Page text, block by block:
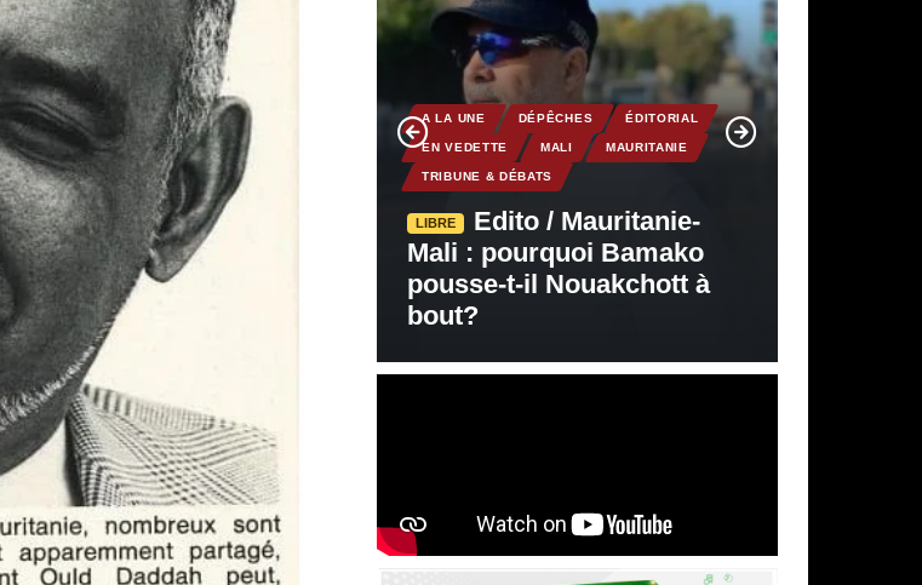
A LA UNE DÉPÊCHES ÉDITORIAL
EN VEDETTE MALI MAURITANIE
TRIBUNE & DÉBATS
LIBRE
Edito / Mauritanie-
Mali : pourquoi Bamako
pousse-t-il Nouakchott à
bout?